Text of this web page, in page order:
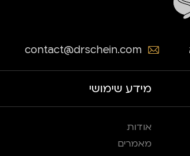
contact@drschein.com
מידע שימושי
אודות
מאמרים